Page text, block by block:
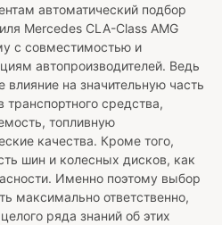
автоматический подбор
Mercedes CLA-Class AMG
с совместимостью и
автопроизводителей. Ведь
на значительную часть
транспортного средства,
топливную
качества. Кроме того,
шин и колесных дисков, как
Именно поэтому выбор
максимально ответственно,
ряда знаний об этих